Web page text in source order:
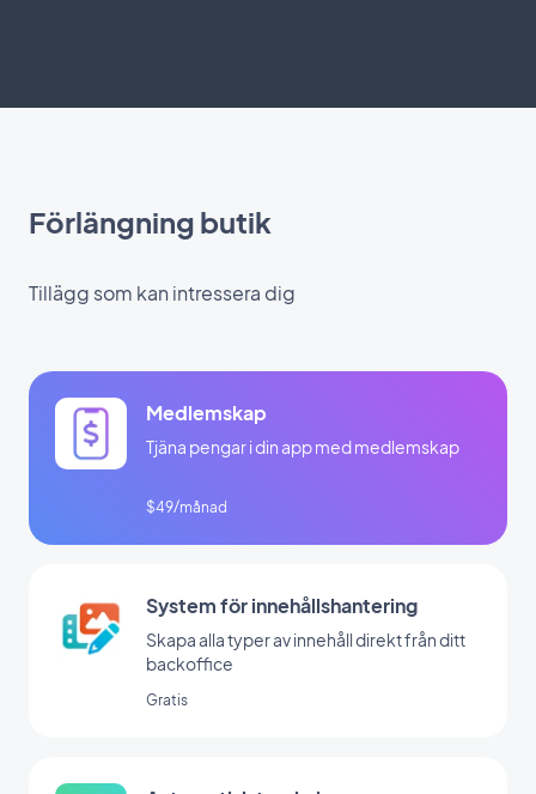
Förlängning butik
Tillägg som kan intressera dig
Medlemskap
Tjäna pengar i din app med medlemskap
$49/månad
System för innehållshantering
Skapa alla typer av innehåll direkt från ditt
backoffice
Gratis